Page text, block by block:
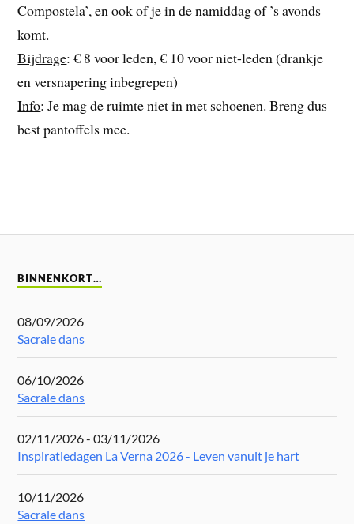
Compostela’, en ook of je in de namiddag of ’s avonds
komt.
Bijdrage: € 8 voor leden, € 10 voor niet-leden (drankje
en versnapering inbegrepen)
Info: Je mag de ruimte niet in met schoenen. Breng dus
best pantoffels mee.
BINNENKORT…
08/09/2026
Sacrale dans
06/10/2026
Sacrale dans
02/11/2026 - 03/11/2026
Inspiratiedagen La Verna 2026 - Leven vanuit je hart
10/11/2026
Sacrale dans